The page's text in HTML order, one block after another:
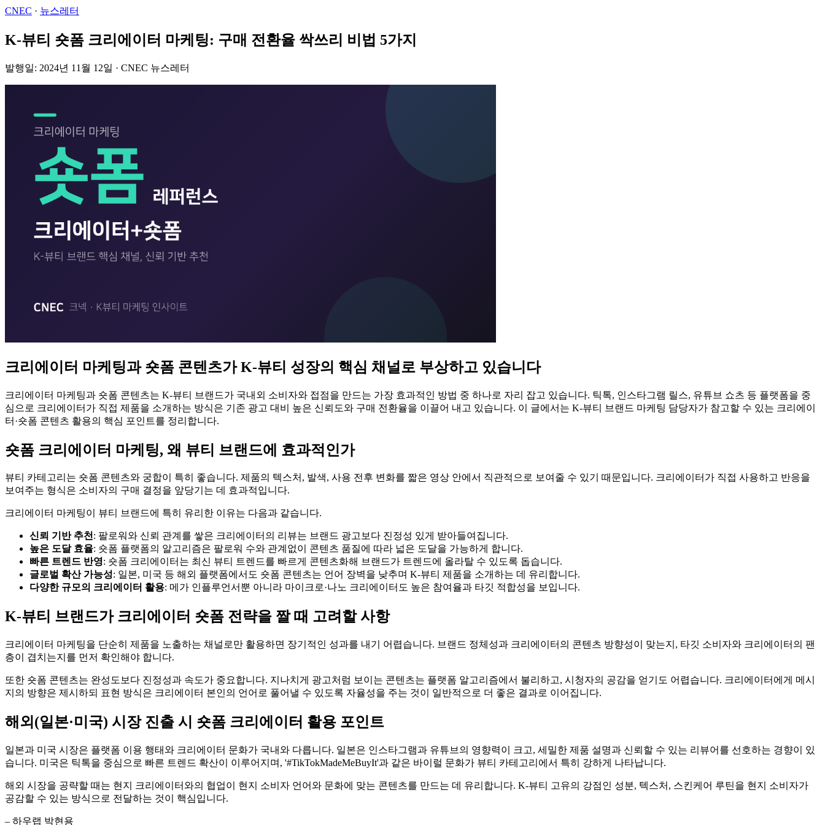
CNEC · 뉴스레터
K-뷰티 숏폼 크리에이터 마케팅: 구매 전환율 싹쓰리 비법 5가지
발행일: 2024년 11월 12일 · CNEC 뉴스레터
크리에이터 마케팅과 숏폼 콘텐츠가 K-뷰티 성장의 핵심 채널로 부상하고 있습니다
크리에이터 마케팅과 숏폼 콘텐츠는 K-뷰티 브랜드가 국내외 소비자와 접점을 만드는 가장 효과적인 방법 중 하나로 자리 잡고 있습니다. 틱톡, 인스타그램 릴스, 유튜브 쇼츠 등 플랫폼을 중
심으로 크리에이터가 직접 제품을 소개하는 방식은 기존 광고 대비 높은 신뢰도와 구매 전환율을 이끌어 내고 있습니다. 이 글에서는 K-뷰티 브랜드 마케팅 담당자가 참고할 수 있는 크리에이
터·숏폼 콘텐츠 활용의 핵심 포인트를 정리합니다.
숏폼 크리에이터 마케팅, 왜 뷰티 브랜드에 효과적인가
뷰티 카테고리는 숏폼 콘텐츠와 궁합이 특히 좋습니다. 제품의 텍스처, 발색, 사용 전후 변화를 짧은 영상 안에서 직관적으로 보여줄 수 있기 때문입니다. 크리에이터가 직접 사용하고 반응을
보여주는 형식은 소비자의 구매 결정을 앞당기는 데 효과적입니다.
크리에이터 마케팅이 뷰티 브랜드에 특히 유리한 이유는 다음과 같습니다.
신뢰 기반 추천: 팔로워와 신뢰 관계를 쌓은 크리에이터의 리뷰는 브랜드 광고보다 진정성 있게 받아들여집니다.
높은 도달 효율: 숏폼 플랫폼의 알고리즘은 팔로워 수와 관계없이 콘텐츠 품질에 따라 넓은 도달을 가능하게 합니다.
빠른 트렌드 반영: 숏폼 크리에이터는 최신 뷰티 트렌드를 빠르게 콘텐츠화해 브랜드가 트렌드에 올라탈 수 있도록 돕습니다.
글로벌 확산 가능성: 일본, 미국 등 해외 플랫폼에서도 숏폼 콘텐츠는 언어 장벽을 낮추며 K-뷰티 제품을 소개하는 데 유리합니다.
다양한 규모의 크리에이터 활용: 메가 인플루언서뿐 아니라 마이크로·나노 크리에이터도 높은 참여율과 타깃 적합성을 보입니다.
K-뷰티 브랜드가 크리에이터 숏폼 전략을 짤 때 고려할 사항
크리에이터 마케팅을 단순히 제품을 노출하는 채널로만 활용하면 장기적인 성과를 내기 어렵습니다. 브랜드 정체성과 크리에이터의 콘텐츠 방향성이 맞는지, 타깃 소비자와 크리에이터의 팬
층이 겹치는지를 먼저 확인해야 합니다.
또한 숏폼 콘텐츠는 완성도보다 진정성과 속도가 중요합니다. 지나치게 광고처럼 보이는 콘텐츠는 플랫폼 알고리즘에서 불리하고, 시청자의 공감을 얻기도 어렵습니다. 크리에이터에게 메시
지의 방향은 제시하되 표현 방식은 크리에이터 본인의 언어로 풀어낼 수 있도록 자율성을 주는 것이 일반적으로 더 좋은 결과로 이어집니다.
해외(일본·미국) 시장 진출 시 숏폼 크리에이터 활용 포인트
일본과 미국 시장은 플랫폼 이용 행태와 크리에이터 문화가 국내와 다릅니다. 일본은 인스타그램과 유튜브의 영향력이 크고, 세밀한 제품 설명과 신뢰할 수 있는 리뷰어를 선호하는 경향이 있
습니다. 미국은 틱톡을 중심으로 빠른 트렌드 확산이 이루어지며, '#TikTokMadeMeBuyIt'과 같은 바이럴 문화가 뷰티 카테고리에서 특히 강하게 나타납니다.
해외 시장을 공략할 때는 현지 크리에이터와의 협업이 현지 소비자 언어와 문화에 맞는 콘텐츠를 만드는 데 유리합니다. K-뷰티 고유의 강점인 성분, 텍스처, 스킨케어 루틴을 현지 소비자가
공감할 수 있는 방식으로 전달하는 것이 핵심입니다.
– 하우랩 박현용